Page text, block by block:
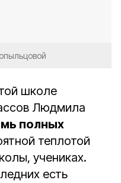
школе
Людмила
полных
теплотой
учениках.
есть